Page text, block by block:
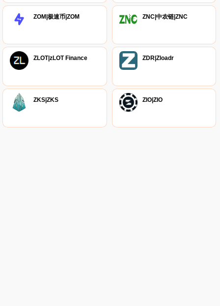
ZOM|极速币|ZOM ZNC|中农链|ZNC
ZLOT|zLOT Finance ZDR|Zloadr
ZKS|ZKS ZIO|ZIO